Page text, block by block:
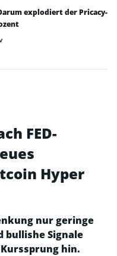
explodiert der Pricacy-
FED-
Hyper
nur geringe
bullishe Signale
hin.